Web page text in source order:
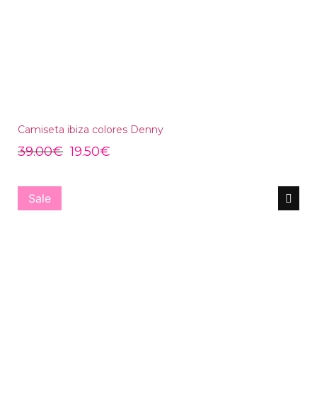
Camiseta ibiza colores Denny
39.00€ 19.50€
Sale